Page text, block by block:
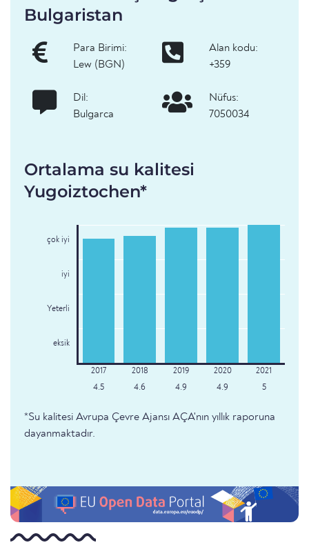
Bulgaristan
Para Birimi:
Lew (BGN)
Alan kodu:
+359
Dil:
Bulgarca
Nüfus:
7050034
Ortalama su kalitesi
Yugoiztochen*
çok iyi
iyi
Yeterli
eksik
4.5 4.6 4.9 4.9 5
*Su kalitesi Avrupa Çevre Ajansı AÇA'nın yıllık raporuna
dayanmaktadır.